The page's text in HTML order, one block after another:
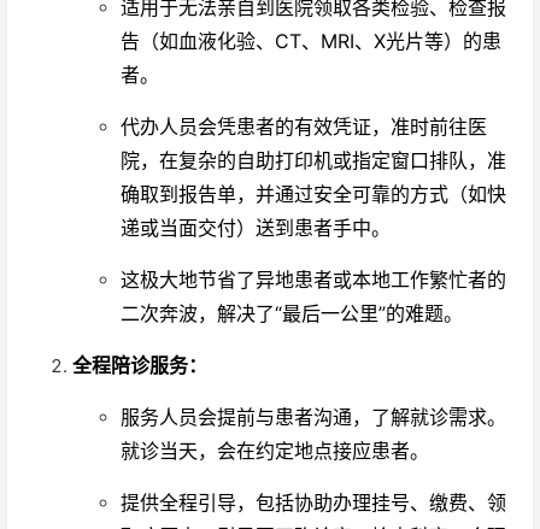
适用于无法亲自到医院领取各类检验、检查报
告（如血液化验、CT、MRI、X光片等）的患
者。
代办人员会凭患者的有效凭证，准时前往医
院，在复杂的自助打印机或指定窗口排队，准
确取到报告单，并通过安全可靠的方式（如快
递或当面交付）送到患者手中。
这极大地节省了异地患者或本地工作繁忙者的
二次奔波，解决了“最后一公里”的难题。
全程陪诊服务：
服务人员会提前与患者沟通，了解就诊需求。
就诊当天，会在约定地点接应患者。
提供全程引导，包括协助办理挂号、缴费、领